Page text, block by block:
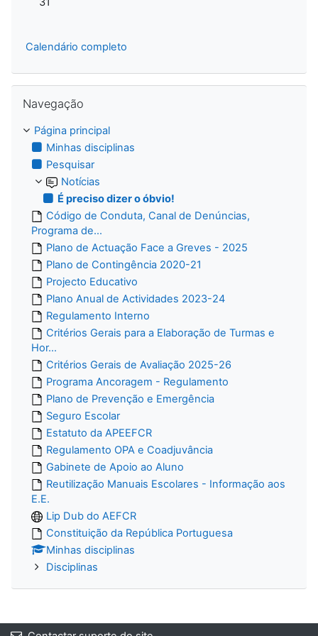
Calendário completo
Navegação
Página principal
Minhas disciplinas
Pesquisar
Notícias
É preciso dizer o óbvio!
Código de Conduta, Canal de Denúncias,
Programa de...
Plano de Actuação Face a Greves - 2025
Plano de Contingência 2020-21
Projecto Educativo
Plano Anual de Actividades 2023-24
Regulamento Interno
Critérios Gerais para a Elaboração de Turmas e
Hor...
Critérios Gerais de Avaliação 2025-26
Programa Ancoragem - Regulamento
Plano de Prevenção e Emergência
Seguro Escolar
Estatuto da APEEFCR
Regulamento OPA e Coadjuvância
Gabinete de Apoio ao Aluno
Reutilização Manuais Escolares - Informação aos
E.E.
Lip Dub do AEFCR
Constituição da República Portuguesa
Minhas disciplinas
Disciplinas